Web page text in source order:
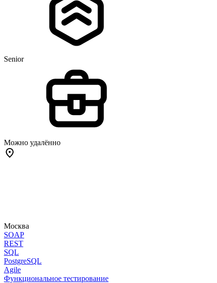
Senior
Можно удалённо
Москва
SOAP
REST
SQL
PostgreSQL
Agile
Функциональное тестирование